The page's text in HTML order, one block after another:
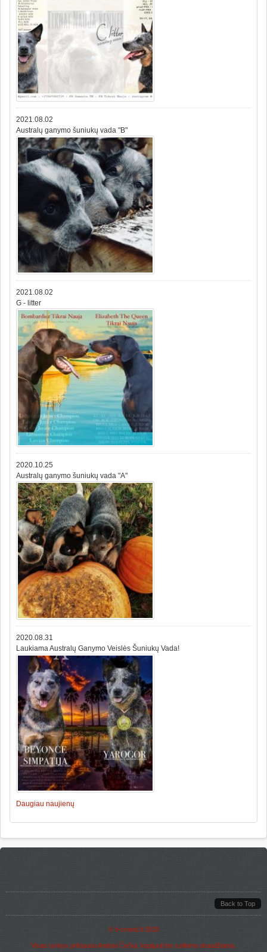
2021.08.02
Australų ganymo šuniukų vada "B"
2021.08.02
G - litter
2020.10.25
Australų ganymo šuniukų vada "A"
2020.08.31
Laukiama Australų Ganymo Veislės Šuniukų Vada!
Daugiau naujienų
Back to Top
© it-crowd.lt2015
Visas turinys priklauso Andriui Čečiui, kopijuoti be sutikimo draudžiama.